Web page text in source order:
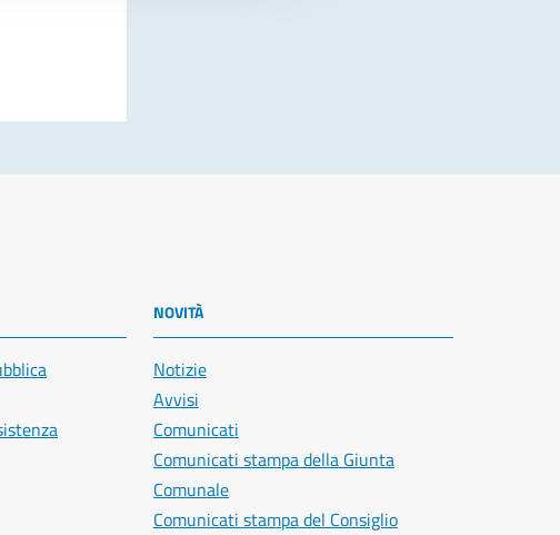
NOVITÀ
Notizie
Avvisi
Comunicati
Comunicati stampa della Giunta
Comunale
Comunicati stampa del Consiglio